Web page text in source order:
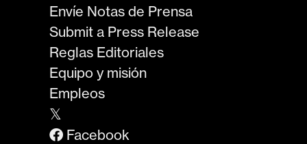
Envíe Notas de Prensa
Submit a Press Release
Reglas Editoriales
Equipo y misión
Empleos
𝕏
Facebook